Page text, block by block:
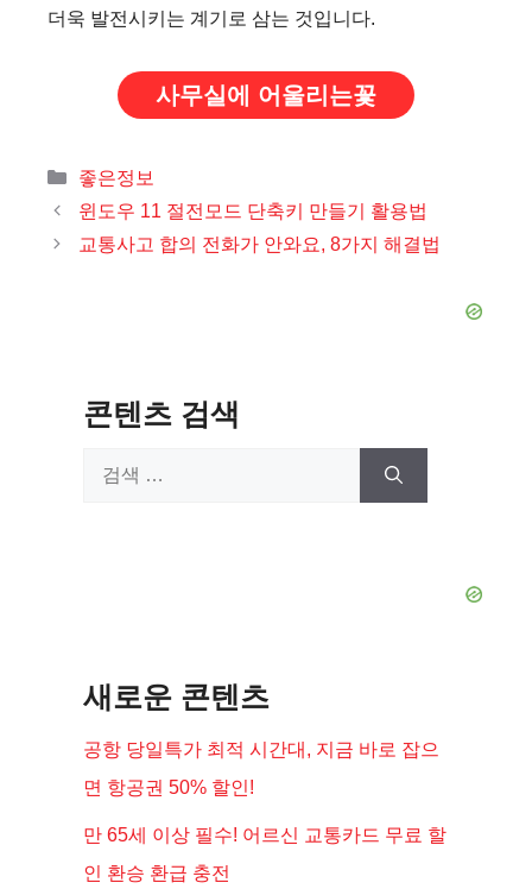
더욱 발전시키는 계기로 삼는 것입니다.
사무실에 어울리는꽃
카
테
좋은정보
윈도우 11 절전모드 단축키 만들기 활용법
교통사고 합의 전화가 안와요, 8가지 해결법
콘텐츠 검색
새로운 콘텐츠
공항 당일특가 최적 시간대, 지금 바로 잡으
면 항공권 50% 할인!
만 65세 이상 필수! 어르신 교통카드 무료 할
인 환승 환급 충전